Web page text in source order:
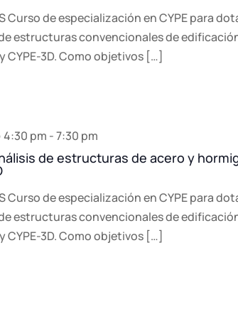
Curso de especialización en CYPE para
estructuras convencionales de
CYPE-3D. Como objetivos […]
de estructuras de acero y
4:30 pm -7:30 pm
Curso de especialización en CYPE para
estructuras convencionales de
CYPE-3D. Como objetivos […]